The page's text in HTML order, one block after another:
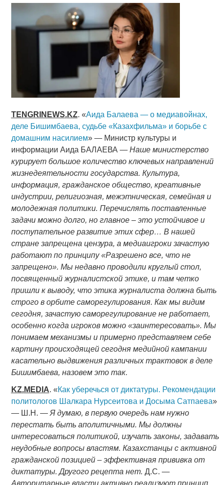
TENGRINEWS.KZ. «Аида Балаева — о медиавойнах,
деле Бишимбаева, судьбе «Казахфильма» и борьбе с
домашним насилием» — Министр культуры и
информации Аида БАЛАЕВА — Наше министерство
курирует большое количество ключевых направлений
жизнедеятельности государства. Культура,
информация, гражданское общество, креативные
индустрии, религиозная, межэтническая, семейная и
молодежная политики. Перечислять поставленные
задачи можно долго, но главное – это устойчивое и
поступательное развитие этих сфер… В нашей
стране запрещена цензура, а медиаигроки зачастую
работают по принципу «Разрешено все, что не
запрещено». Мы недавно проводили круглый стол,
посвященный журналистской этике, и там четко
пришли к выводу, что этика журналиста должна быть
строго в орбите саморегулирования. Как мы видим
сегодня, зачастую саморегулирование не работает,
особенно когда игроков можно «заинтересовать». Мы
понимаем механизмы и примерно представляем себе
картину происходящей сегодня медийной кампании
касательно выдвижения различных трактовок в деле
Бишимбаева, назовем это так.
KZ.MEDIA. «Как уберечься от диктатуры. Рекомендации
политологов Шалкара Нурсеитова и Досыма Сатпаева»
— Ш.Н. — Я думаю, в первую очередь нам нужно
перестать быть аполитичными. Мы должны
интересоваться политикой, изучать законы, задавать
неудобные вопросы властям. Казахстанцы с активной
гражданской позицией – эффективная прививка от
диктатуры. Другого рецепта нет. Д.С. —
Авторитарные власти активно реализуют принцип